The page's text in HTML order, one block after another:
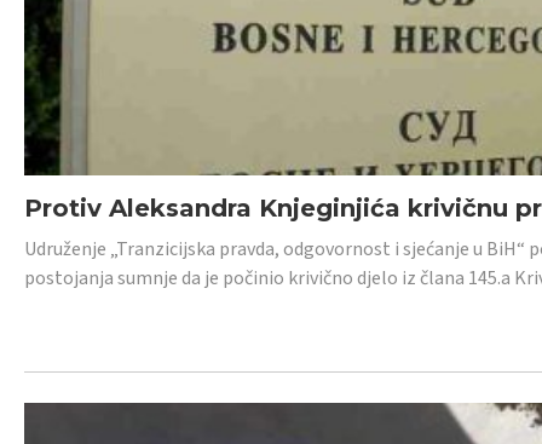
Protiv Aleksandra Knjeginjića krivičnu
Udruženje „Tranzicijska pravda, odgovornost i sjećanje u
postojanja sumnje da je počinio krivično djelo iz člana 145.a